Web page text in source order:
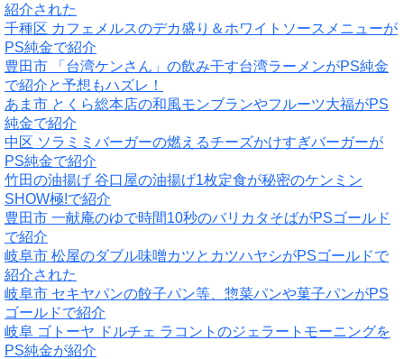
紹介された
千種区 カフェメルスのデカ盛り＆ホワイトソースメニューが
PS純金で紹介
豊田市 「台湾ケンさん」の飲み干す台湾ラーメンがPS純金
で紹介と予想もハズレ！
あま市 とくら総本店の和風モンブランやフルーツ大福がPS
純金で紹介
中区 ソラミミバーガーの燃えるチーズかけすぎバーガーが
PS純金で紹介
竹田の油揚げ 谷口屋の油揚げ1枚定食が秘密のケンミン
SHOW極!で紹介
豊田市 一献庵のゆで時間10秒のバリカタそばがPSゴールド
で紹介
岐阜市 松屋のダブル味噌カツとカツハヤシがPSゴールドで
紹介された
岐阜市 セキヤパンの餃子パン等、惣菜パンや菓子パンがPS
ゴールドで紹介
岐阜 ゴトーヤ ドルチェ ラコントのジェラートモーニングを
PS純金が紹介